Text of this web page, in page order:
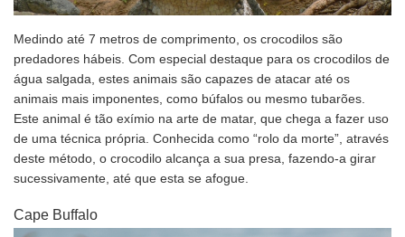
Medindo até 7 metros de comprimento, os crocodilos são
predadores hábeis. Com especial destaque para os crocodilos de
água salgada, estes animais são capazes de atacar até os
animais mais imponentes, como búfalos ou mesmo tubarões.
Este animal é tão exímio na arte de matar, que chega a fazer uso
de uma técnica própria. Conhecida como “rolo da morte”, através
deste método, o crocodilo alcança a sua presa, fazendo-a girar
sucessivamente, até que esta se afogue.
Cape Buffalo